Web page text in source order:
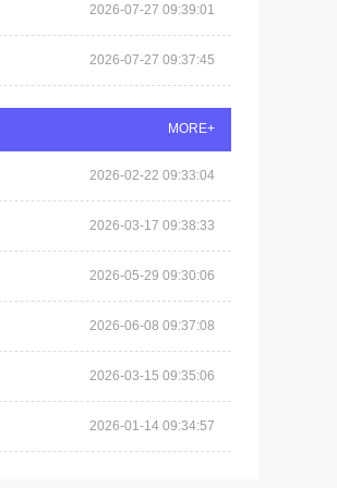
2026-07-27 09:39:01
2026-07-27 09:37:45
MORE+
2026-02-22 09:33:04
2026-03-17 09:38:33
2026-05-29 09:30:06
2026-06-08 09:37:08
2026-03-15 09:35:06
2026-01-14 09:34:57